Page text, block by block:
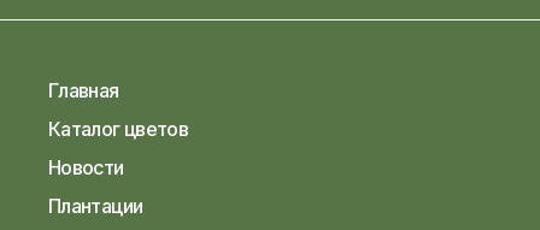
Главная
Каталог цветов
Новости
Плантации